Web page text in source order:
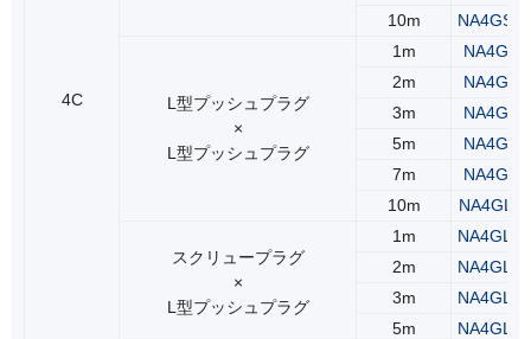
4C
10m
L型プッシュプラグ
×
L型プッシュプラグ
1m
2m
3m
5m
7m
10m
スクリュープラグ
×
L型プッシュプラグ
1m
2m
3m
5m